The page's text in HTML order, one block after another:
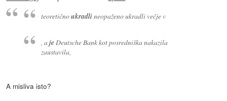
teoretičnoukradlineopaženo ukradli večje v
, aje Deutsche Bank kot posredniška nakazila
zaustavila,
A misliva isto?